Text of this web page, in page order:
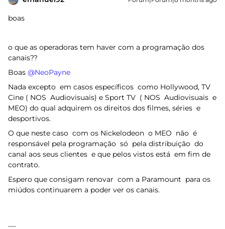
boas
o que as operadoras tem haver com a programação dos
canais??
Boas ​ @NeoPayne
Nada excepto em casos específicos como Hollywood, TV
Cine ( NOS Audiovisuais) e Sport TV ( NOS Audiovisuais e
MEO) do qual adquirem os direitos dos filmes, séries e
desportivos.
O que neste caso com os Nickelodeon o MEO não é
responsável pela programação só pela distribuição do
canal aos seus clientes e que pelos vistos está em fim de
contrato.
Espero que consigam renovar com a Paramount para os
miúdos continuarem a poder ver os canais.